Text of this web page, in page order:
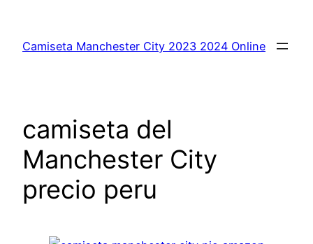
contenido
Camiseta Manchester City 2023 2024 Online
camiseta del
Manchester City
precio peru